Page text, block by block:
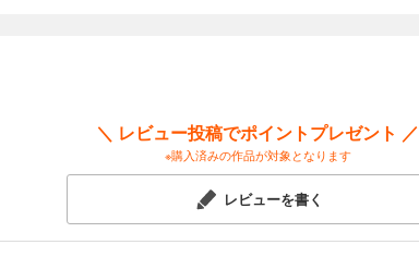
＼ レビュー投稿でポイントプレゼント ／
※購入済みの作品が対象となります
レビューを書く